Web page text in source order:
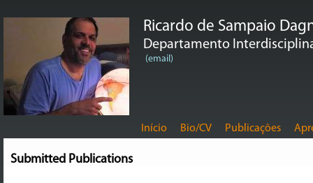
Ricardo de Sampaio
Departamento
(email)
Início Bio/CV Publicações
Submitted Publications